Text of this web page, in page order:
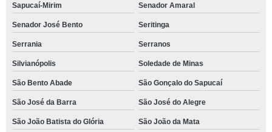
Sapucaí-Mirim Senador Amaral
Senador José Bento Seritinga
Serrania Serranos
Silvianópolis Soledade de Minas
São Bento Abade São Gonçalo do Sapucaí
São José da Barra São José do Alegre
São João Batista do Glória São João da Mata